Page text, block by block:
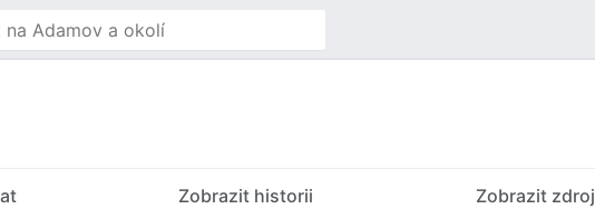
Zobrazit historii Zobrazit zdroj